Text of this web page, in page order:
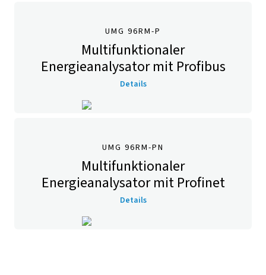
UMG 96RM-P
Multifunktionaler
Energieanalysator mit Profibus
Details
UMG 96RM-PN
Multifunktionaler
Energieanalysator mit Profinet
Details